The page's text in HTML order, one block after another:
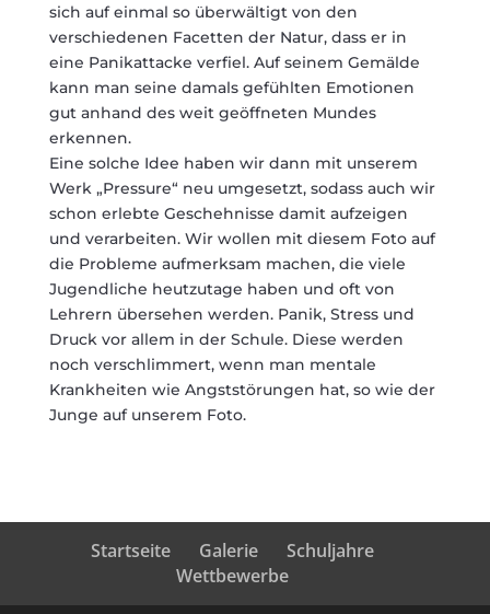
sich auf einmal so überwältigt von den
verschiedenen Facetten der Natur, dass er in
eine Panikattacke verfiel. Auf seinem Gemälde
kann man seine damals gefühlten Emotionen
gut anhand des weit geöffneten Mundes
erkennen.
Eine solche Idee haben wir dann mit unserem
Werk „Pressure“ neu umgesetzt, sodass auch wir
schon erlebte Geschehnisse damit aufzeigen
und verarbeiten. Wir wollen mit diesem Foto auf
die Probleme aufmerksam machen, die viele
Jugendliche heutzutage haben und oft von
Lehrern übersehen werden. Panik, Stress und
Druck vor allem in der Schule. Diese werden
noch verschlimmert, wenn man mentale
Krankheiten wie Angststörungen hat, so wie der
Junge auf unserem Foto.
Startseite Galerie
Schuljahre
Wettbewerbe